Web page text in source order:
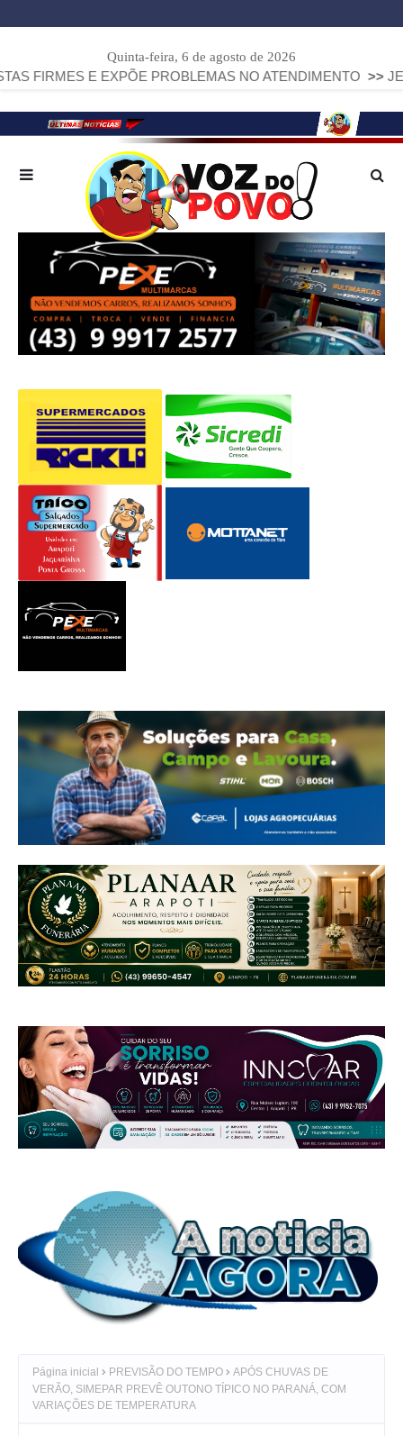
Quinta-feira, 6 de agosto de 2026
EXPÕE PROBLEMAS NO ATENDIMENTO >> JEEP
Página inicial PREVISÃO DO TEMPO
APÓS CHUVAS DE
VERÃO, SIMEPAR PREVÊ OUTONO TÍPICO NO PARANÁ, COM
VARIAÇÕES DE TEMPERATURA